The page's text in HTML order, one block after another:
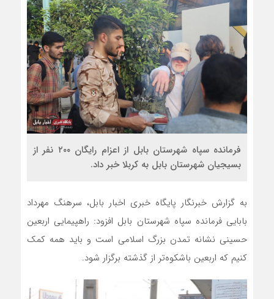
فرمانده سپاه شهرستان بابل از اعزام رایگان ۲۰۰ نفر از
بسیجیان شهرستان بابل به کربلا خبر داد.
به گزارش خبرنگار پایگاه خبری اخبار بابل، سرهنگ مهرداد
بابایی فرمانده سپاه شهرستان بابل افزود: راهپیمایی اربعین
حسینی نشانه تمدن بزرگ اسلامی است و باید همه کمک
کنیم که اربعین باشکوه‌تر از گذشته برگزار شود.